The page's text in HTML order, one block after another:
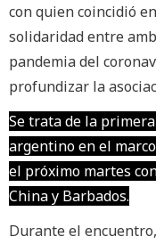
con quien coincidió
solidaridad entre
pandemia del
profundizar la
Se trata de la
argentino en el
el próximo martes
China y Barbados.
Durante el